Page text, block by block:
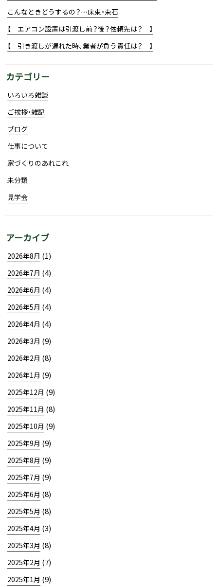
こんなときどうするの？…床束・束石
【 エアコン設置は引渡し前？後？依頼先は？ 】
【 引き渡しが遅れた時、業者が負う責任は？ 】
カテゴリー
いろいろ雑談
ご挨拶・雑記
ブログ
仕事について
家づくりのあれこれ
未分類
見学会
アーカイブ
2026年8月 (1)
2026年7月 (4)
2026年6月 (4)
2026年5月 (4)
2026年4月 (4)
2026年3月 (9)
2026年2月 (8)
2026年1月 (9)
2025年12月 (9)
2025年11月 (8)
2025年10月 (9)
2025年9月 (9)
2025年8月 (9)
2025年7月 (9)
2025年6月 (8)
2025年5月 (8)
2025年4月 (3)
2025年3月 (8)
2025年2月 (7)
2025年1月 (9)